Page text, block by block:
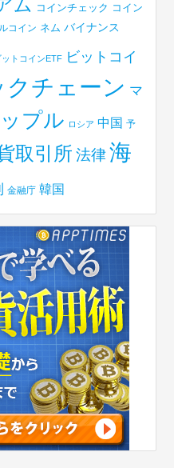
ム コインチェック コイン
コイン ネム バイナンス
ットコインETF ビットコイ
クチェーン マ
プル ロシア 中国 予
取引所 法律 海
金融庁 韓国